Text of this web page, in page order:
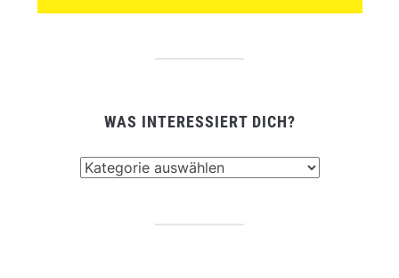
WAS INTERESSIERT DICH?